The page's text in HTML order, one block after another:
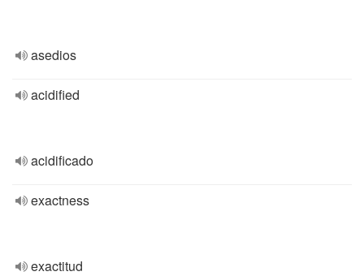
asedios
acidified
acidificado
exactness
exactitud